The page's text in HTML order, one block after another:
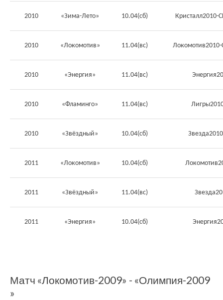
2010 «Зима-Лето» 10.04(сб) Кристалл2010-
2010 «Локомотив» 11.04(вс)
2010 «Энергия» 11.04(вс)
2010 «Фламинго» 11.04(вс)
2010 «Звёздный» 10.04(сб)
2011 «Локомотив» 10.04(сб)
2011 «Звёздный» 11.04(вс)
2011 «Энергия» 10.04(сб)
Матч «Локомотив-2009» - «Олимпия-2009
»